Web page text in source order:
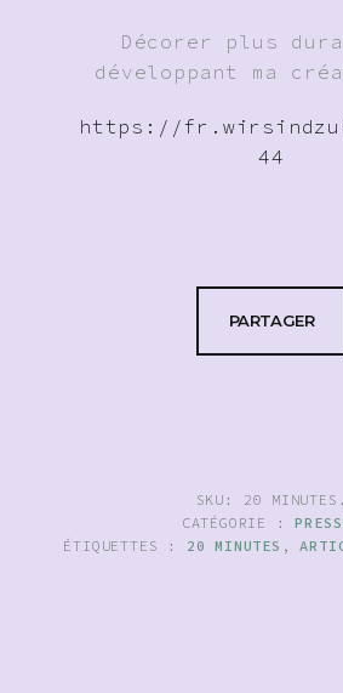
Décorer plus
développant ma
https://
44
PARTAGER
SKU: 20 MINUTES .
CATÉGORIE :
ÉTIQUETTES : 20 MINUTES ,